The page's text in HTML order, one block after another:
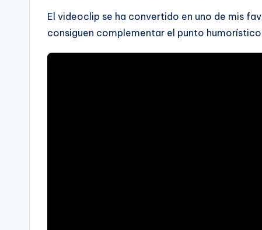
El videoclip se ha convertido en uno de mis
consiguen complementar el punto